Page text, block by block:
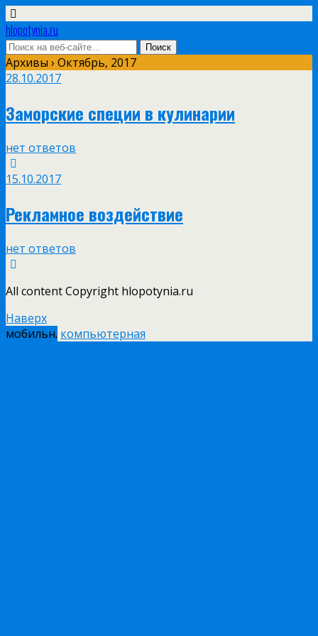
hlopotynia.ru
Архивы › Октябрь, 2017
28.10.2017
Заморские специи в кулинарии
нет ответов
15.10.2017
Рекламное воздействие
нет ответов
All content Copyright hlopotynia.ru
Наверх
мобильн. компьютерная